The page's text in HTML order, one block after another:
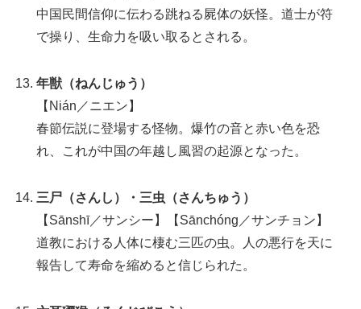
中国民間信仰に伝わる跳ねる屍体の妖怪。道士が符
で操り、生命力を吸い取るとされる。
年獣（ねんじゅう）
【Nián／ニエン】
春節伝説に登場する怪物。爆竹の音と赤い色を恐
れ、これが中国の年越し風習の起源となった。
三尸（さんし）・三虫（さんちゅう）
【Sānshī／サンシー】【Sānchóng／サンチョン】
道教における人体に棲む三匹の虫。人の悪行を天に
報告して寿命を縮めると信じられた。